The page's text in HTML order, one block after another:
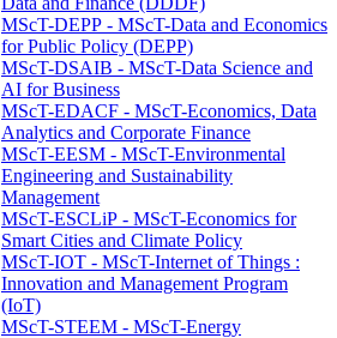
MScT-DEPP - MScT-Data and Economics
for Public Policy (DEPP)
MScT-DSAIB - MScT-Data Science and
AI for Business
MScT-EDACF - MScT-Economics, Data
Analytics and Corporate Finance
MScT-EESM - MScT-Environmental
Engineering and Sustainability
Management
MScT-ESCLiP - MScT-Economics for
Smart Cities and Climate Policy
MScT-IOT - MScT-Internet of Things :
Innovation and Management Program
(IoT)
MScT-STEEM - MScT-Energy